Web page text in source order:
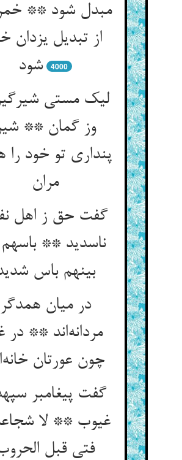
مبدل شود **
از تبدیل یزدان
شود
4000
لیک مستی
وز گمان ** شیر
پنداری تو خود را
مران
گفت حق ز اهل
ناسدید ** باسهم
بینهم باس
در میان همدگر
مردانه‌اند ** در
چون عورتان
گفت پیغامبر
غیوب ** لا
فتی قبل